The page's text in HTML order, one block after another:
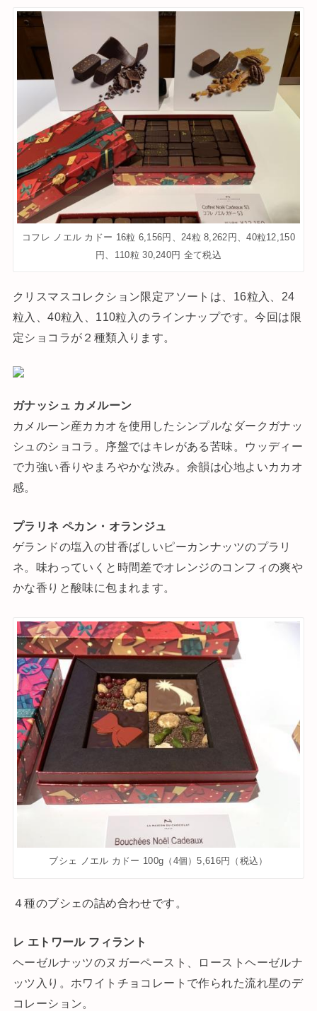
コフレ ノエル カドー 16粒 6,156円、24粒 8,262円、40粒12,150
円、110粒 30,240円 全て税込
クリスマスコレクション限定アソートは、16粒入、24
粒入、40粒入、110粒入のラインナップです。今回は限
定ショコラが２種類入ります。
ガナッシュ カメルーン
カメルーン産カカオを使用したシンプルなダークガナッ
シュのショコラ。序盤ではキレがある苦味。ウッディー
で力強い香りやまろやかな渋み。余韻は心地よいカカオ
感。
プラリネ ペカン・オランジュ
ゲランドの塩入の甘香ばしいピーカンナッツのプラリ
ネ。味わっていくと時間差でオレンジのコンフィの爽や
かな香りと酸味に包まれます。
ブシェ ノエル カドー 100g（4個）5,616円（税込）
４種のブシェの詰め合わせです。
レ エトワール フィラント
ヘーゼルナッツのヌガーペースト、ローストヘーゼルナ
ッツ入り。ホワイトチョコレートで作られた流れ星のデ
コレーション。